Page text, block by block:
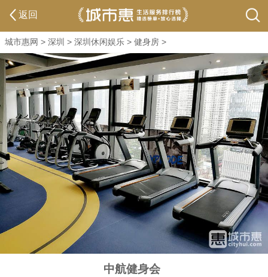
返回
城市惠网 > 深圳 > 深圳休闲娱乐 > 健身房 >
中航健身会